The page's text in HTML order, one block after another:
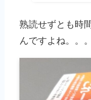
熟読せずとも時
んですよね。。。